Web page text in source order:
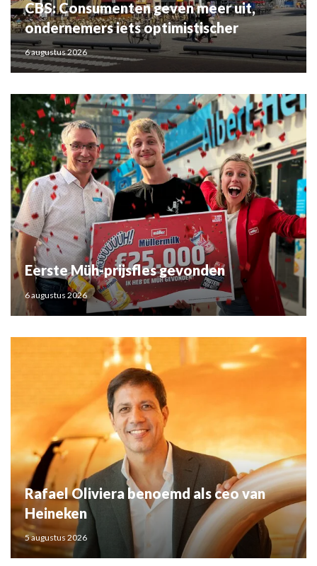
CBS: Consumenten geven meer uit,
ondernemers iets optimistischer
6 augustus 2026
Eerste Müh-prijsfles gevonden
6 augustus 2026
Rafael Oliviera benoemd als ceo van
Heineken
5 augustus 2026